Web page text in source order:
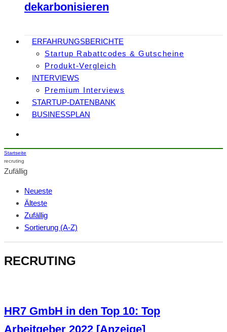
dekarbonisieren
ERFAHRUNGSBERICHTE
Startup Rabattcodes & Gutscheine
Produkt-Vergleich
INTERVIEWS
Premium Interviews
STARTUP-DATENBANK
BUSINESSPLAN
Startseite
recruting
Zufällig
Neueste
Älteste
Zufällig
Sortierung (A-Z)
RECRUTING
HR7 GmbH in den Top 10: Top
Arbeitgeber 2022 [Anzeige]